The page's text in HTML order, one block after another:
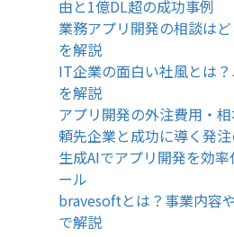
由と1億DL超の成功事例
業務アプリ開発の相談は
を解説
IT企業の面白い社風とは
を解説
アプリ開発の外注費用・
頼先企業と成功に導く発
生成AIでアプリ開発を効
ール
bravesoftとは？事業内容
で解説